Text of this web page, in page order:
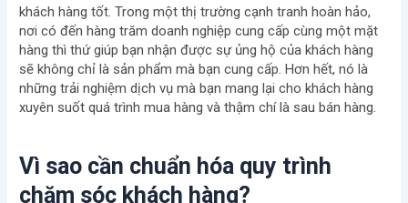
khách hàng tốt. Trong một thị trường cạnh tranh hoàn hảo,
nơi có đến hàng trăm doanh nghiệp cung cấp cùng một mặt
hàng thì thứ giúp bạn nhận được sự ủng hộ của khách hàng
sẽ không chỉ là sản phẩm mà bạn cung cấp. Hơn hết, nó là
những trải nghiệm dịch vụ mà bạn mang lại cho khách hàng
xuyên suốt quá trình mua hàng và thậm chí là sau bán hàng.
Vì sao cần chuẩn hóa quy trình
chăm sóc khách hàng?